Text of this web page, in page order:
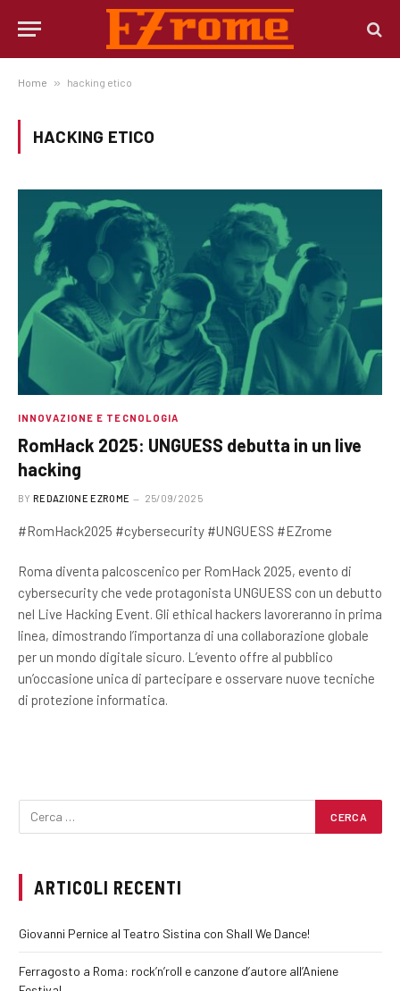
Home » hacking etico
HACKING ETICO
INNOVAZIONE E TECNOLOGIA
RomHack 2025: UNGUESS debutta in un live
hacking
BY REDAZIONE EZROME 25/09/2025
#RomHack2025 #cybersecurity #UNGUESS #EZrome
Roma diventa palcoscenico per RomHack 2025, evento di
cybersecurity che vede protagonista UNGUESS con un debutto
nel Live Hacking Event. Gli ethical hackers lavoreranno in prima
linea, dimostrando l’importanza di una collaborazione globale
per un mondo digitale sicuro. L’evento offre al pubblico
un’occasione unica di partecipare e osservare nuove tecniche
di protezione informatica.
ARTICOLI RECENTI
Giovanni Pernice al Teatro Sistina con Shall We Dance!
Ferragosto a Roma: rock’n’roll e canzone d’autore all’Aniene